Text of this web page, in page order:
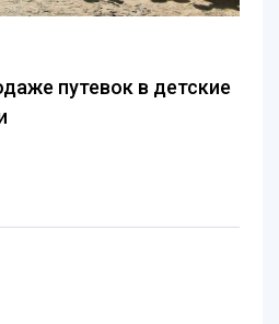
путевок в детские